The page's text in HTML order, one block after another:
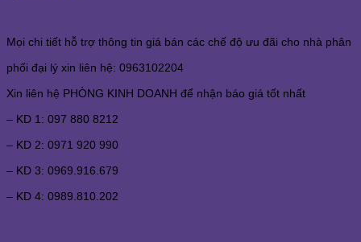
Mọi chi tiết hỗ trợ thông tin giá bán các chế độ ưu đãi cho nhà phân
phối đại lý xin liên hệ: 0963102204
Xin liên hệ PHÒNG KINH DOANH để nhận báo giá tốt nhất
– KD 1: 097 880 8212
– KD 2: 0971 920 990
– KD 3: 0969.916.679
– KD 4: 0989.810.202